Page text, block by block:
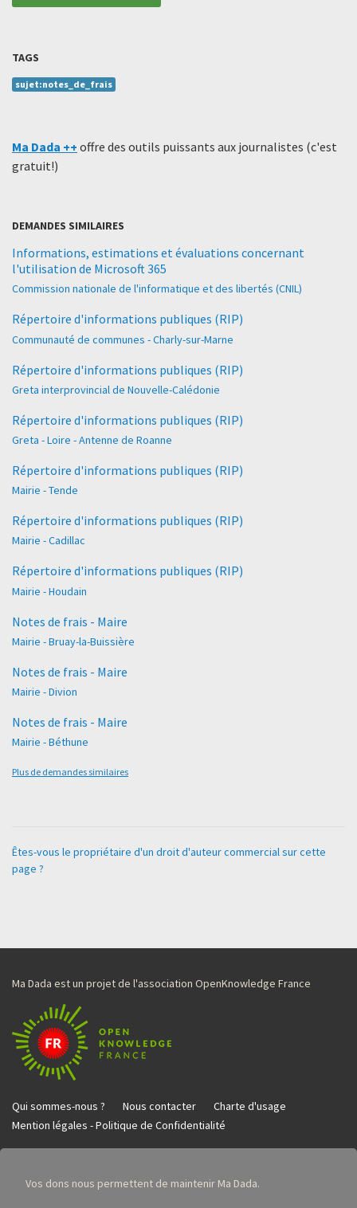
TAGS
sujet:notes_de_frais
Ma Dada ++ offre des outils puissants aux journalistes (c'est
gratuit!)
DEMANDES SIMILAIRES
Informations, estimations et évaluations concernant
l'utilisation de Microsoft 365
Commission nationale de l'informatique et des libertés (CNIL)
Répertoire d'informations publiques (RIP)
Communauté de communes - Charly-sur-Marne
Répertoire d'informations publiques (RIP)
Greta interprovincial de Nouvelle-Calédonie
Répertoire d'informations publiques (RIP)
Greta - Loire - Antenne de Roanne
Répertoire d'informations publiques (RIP)
Mairie - Tende
Répertoire d'informations publiques (RIP)
Mairie - Cadillac
Répertoire d'informations publiques (RIP)
Mairie - Houdain
Notes de frais - Maire
Mairie - Bruay-la-Buissière
Notes de frais - Maire
Mairie - Divion
Notes de frais - Maire
Mairie - Béthune
Plus de demandes similaires
Êtes-vous le propriétaire d'un droit d'auteur commercial sur cette
page ?
Ma Dada est un projet de l'association OpenKnowledge France
Qui sommes-nous ? Nous contacter
Charte d'usage
Mention légales - Politique de Confidentialité
Vos dons nous permettent de maintenir Ma Dada.